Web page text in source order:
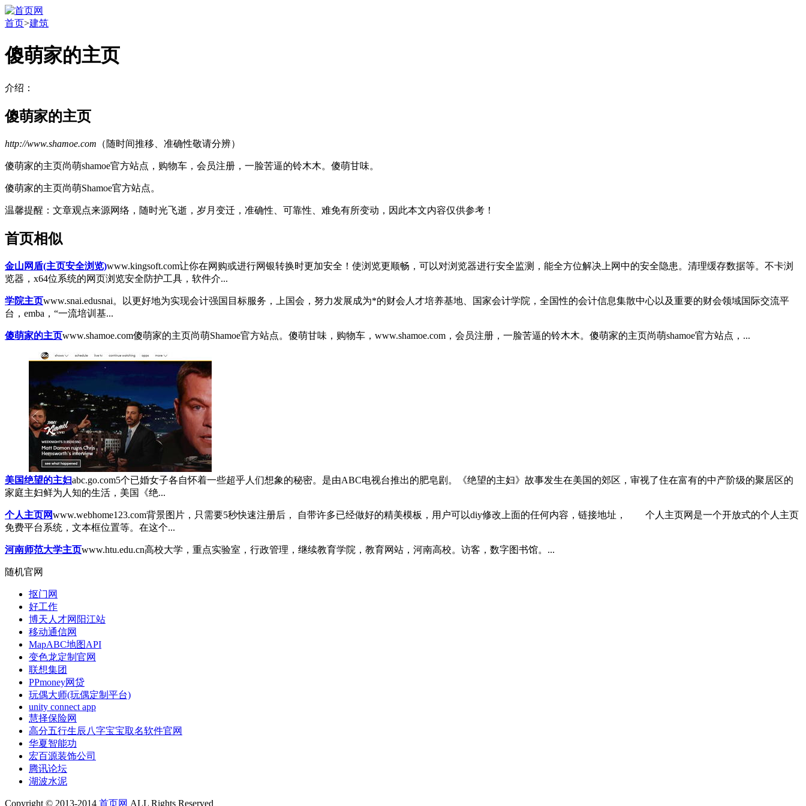
首页>建筑
傻萌家的主页
介绍：
傻萌家的主页
http://www.shamoe.com （随时间推移、准确性敬请分辨）
傻萌家的主页尚萌shamoe官方站点，购物车，会员注册，一脸苦逼的铃木木。傻萌甘味。
傻萌家的主页尚萌Shamoe官方站点。
温馨提醒 ：文章观点来源网络，随时光飞逝，岁月变迁，准确性、可靠性、难免有所变动，因此本文内容仅供参考！
首页相似
金山网盾(主页安全浏览)www.kingsoft.com让你在网购或进行网银转换时更加安全！使浏览更顺畅，可以对浏览器进行安全监测，能全方位解决上网中的安全隐患。清理缓存数据等。不卡浏
览器，x64位系统的网页浏览安全防护工具，软件介...
学院主页www.snai.edusnai。以更好地为实现会计强国目标服务，上国会，努力发展成为*的财会人才培养基地、国家会计学院，全国性的会计信息集散中心以及重要的财会领域国际交流平
台，emba，“一流培训基...
傻萌家的主页www.shamoe.com傻萌家的主页尚萌Shamoe官方站点。傻萌甘味，购物车，www.shamoe.com，会员注册，一脸苦逼的铃木木。傻萌家的主页尚萌shamoe官方站点，...
美国绝望的主妇abc.go.com5个已婚女子各自怀着一些超乎人们想象的秘密。是由ABC电视台推出的肥皂剧。《绝望的主妇》故事发生在美国的郊区，审视了住在富有的中产阶级的聚居区的
家庭主妇鲜为人知的生活，美国《绝...
个人主页网www.webhome123.com背景图片，只需要5秒快速注册后， 自带许多已经做好的精美模板，用户可以diy修改上面的任何内容，链接地址， 个人主页网是一个开放式的个人主页
免费平台系统，文本框位置等。在这个...
河南师范大学主页www.htu.edu.cn高校大学，重点实验室，行政管理，继续教育学院，教育网站，河南高校。访客，数字图书馆。...
随机官网
抠门网
好工作
博天人才网阳江站
移动通信网
MapABC地图API
变色龙定制官网
联想集团
PPmoney网贷
玩偶大师(玩偶定制平台)
unity connect app
慧择保险网
高分五行生辰八字宝宝取名软件官网
华夏智能功
宏百源装饰公司
腾讯论坛
湖波水泥
Copyright © 2013-2014 首页网 ALL Rights Reserved